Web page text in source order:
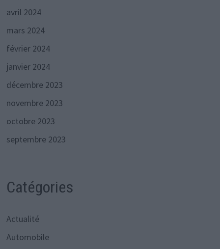
avril 2024
mars 2024
février 2024
janvier 2024
décembre 2023
novembre 2023
octobre 2023
septembre 2023
Catégories
Actualité
Automobile